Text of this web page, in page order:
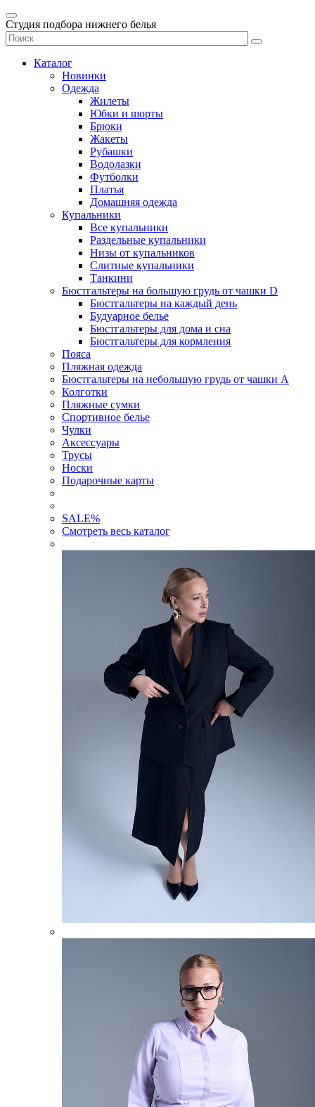
Студия подбора нижнего белья
Каталог
Новинки
Одежда
Жилеты
Юбки и шорты
Брюки
Жакеты
Рубашки
Водолазки
Футболки
Платья
Домашняя одежда
Купальники
Все купальники
Раздельные купальники
Низы от купальников
Слитные купальники
Танкини
Бюстгальтеры на большую грудь от чашки D
Бюстгальтеры на каждый день
Будуарное белье
Бюстгальтеры для дома и сна
Бюстгальтеры для кормления
Пояса
Пляжная одежда
Бюстгальтеры на небольшую грудь от чашки А
Колготки
Пляжные сумки
Спортивное белье
Чулки
Аксессуары
Трусы
Носки
Подарочные карты
SALE%
Смотреть весь каталог